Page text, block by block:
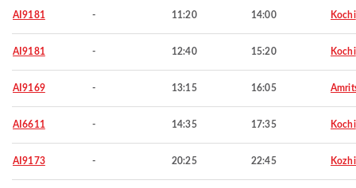
AI9181 - 11:20 14:00 Kochi
AI9181 - 12:40 15:20 Kochi
AI9169 - 13:15 16:05
AI6611 - 14:35 17:35 Kochi
AI9173 - 20:25 22:45